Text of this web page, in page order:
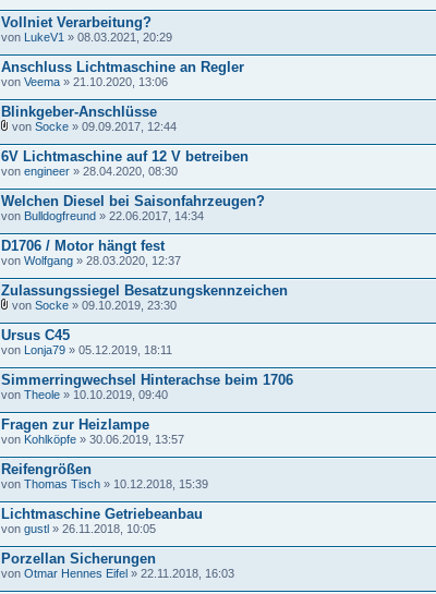
Vollniet Verarbeitung?
von LukeV1 » 08.03.2021, 20:29
Anschluss Lichtmaschine an Regler
von Veema » 21.10.2020, 13:06
Blinkgeber-Anschlüsse
von Socke » 09.09.2017, 12:44
6V Lichtmaschine auf 12 V betreiben
von engineer » 28.04.2020, 08:30
Welchen Diesel bei Saisonfahrzeugen?
von Bulldogfreund » 22.06.2017, 14:34
D1706 / Motor hängt fest
von Wolfgang » 28.03.2020, 12:37
Zulassungssiegel Besatzungskennzeichen
von Socke » 09.10.2019, 23:30
Ursus C45
von Lonja79 » 05.12.2019, 18:11
Simmerringwechsel Hinterachse beim 1706
von Theole » 10.10.2019, 09:40
Fragen zur Heizlampe
von Kohlköpfe » 30.06.2019, 13:57
Reifengrößen
von Thomas Tisch » 10.12.2018, 15:39
Lichtmaschine Getriebeanbau
von gustl » 26.11.2018, 10:05
Porzellan Sicherungen
von Otmar Hennes Eifel » 22.11.2018, 16:03